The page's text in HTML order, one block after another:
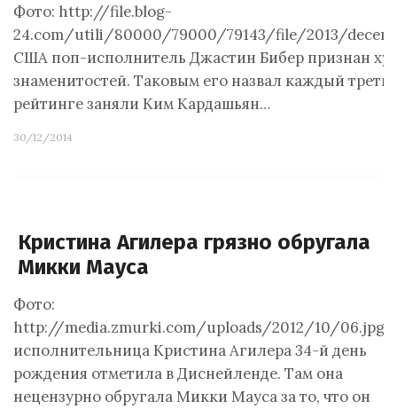
Фото: http://file.blog-
24.com/utili/80000/79000/79143/file/2013/
США поп-исполнитель Джастин Бибер признан
знаменитостей. Таковым его назвал каждый
рейтинге заняли Ким Кардашьян…
30/12/2014
Кристина Агилера грязно обругала
Микки Мауса
Фото:
http://media.zmurki.com/uploads/2012/10/
исполнительница Кристина Агилера 34-й день
рождения отметила в Диснейленде. Там она
нецензурно обругала Микки Мауса за то, что он